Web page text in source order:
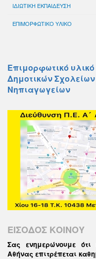
ΙΔΙΩΤΙΚΗ ΕΚΠΑΙΔΕΥΣΗ
ΕΠΙΜΟΡΦΩΤΙΚΟ ΥΛΙΚΟ
Επιμορφωτικό υλικό
Δημοτικών
Νηπιαγωγείων
ΕΙΣΟΔΟΣ ΚΟΙΝΟΥ
Σας ενημερώνουμε
Αθήνας επιτρέπεται